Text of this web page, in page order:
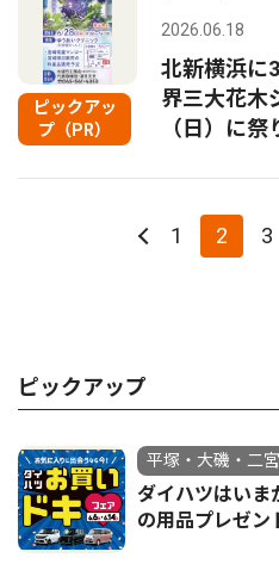
ピックアッ
プ（PR）
2026.06.18
北新横浜に
界三大花木
（日）に祭
1 2 3
ピックアップ
平塚・大磯・二
ダイハツはい
の用品プレゼン